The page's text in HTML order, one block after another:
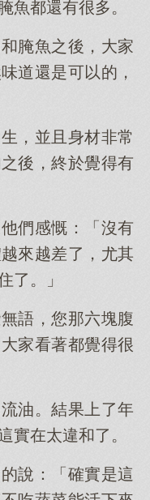
魚都還有很多。
腌魚之後，大家
道還是可以的，
，並且身材非常
後，終於覺得有
們感慨：「沒有
來越差了，尤其
了。」
語，您那六塊腹
家看著都覺得很
油。結果上了年
實在太違和了。
說：「確實是這